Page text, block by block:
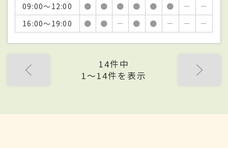
09:00～12:00
● ● ● ● ● ● －
－
16:00～19:00
● ● － ● ● － － －
14件中
1〜14件を表示